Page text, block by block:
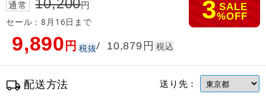
通常 10,200円
セール：8月16日まで 3 SALE
%OFF
9,890円 税抜/ 10,879円 税込
配送方法 送り先：